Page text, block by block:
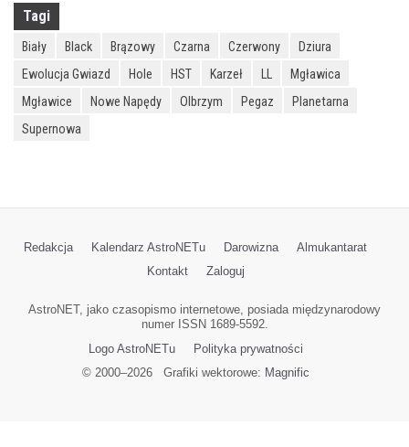
Tagi
Biały Black Brązowy Czarna Czerwony
Dziura
Ewolucja Gwiazd
Hole HST Karzeł
Mgławica
Mgławice
Nowe Napędy Olbrzym Pegaz
Planetarna
Supernowa
Redakcja Kalendarz AstroNETu Darowizna
Almukantarat
Kontakt
Zaloguj
AstroNET, jako czasopismo internetowe, posiada międzynarodowy
numer ISSN 1689-5592.
Logo AstroNETu
Polityka prywatności
© 2000–2026Grafiki wektorowe: Magnific